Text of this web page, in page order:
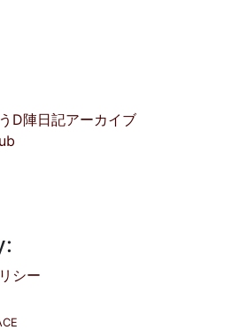
D陣日記アーカイブ
シー